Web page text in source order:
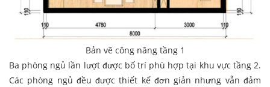
Bản vẽ công năng tầng 1
Ba phòng ngủ lần lượt được bố trí phù hợp tại khu vực tầng 2.
Các phòng ngủ đều được thiết kế đơn giản nhưng vẫn đảm